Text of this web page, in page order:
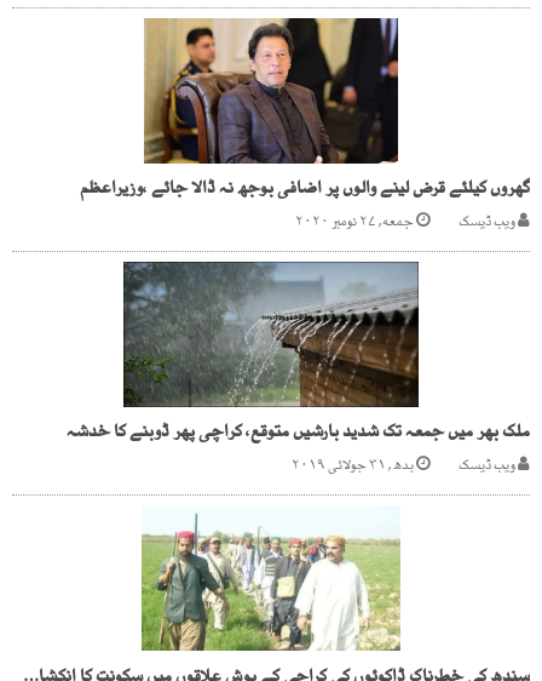
گھروں کیلئے قرض لینے والوں پر اضافی بوجھ نہ ڈالا جائے ،وزیراعظم
ویب ڈیسک جمعه, ۲۷ نومبر ۲۰۲۰
ملک بھر میں جمعہ تک شدید بارشیں متوقع، کراچی پھر ڈوبنے کا خدشہ
ویب ڈیسک بدھ, ۳۱ جولائی ۲۰۱۹